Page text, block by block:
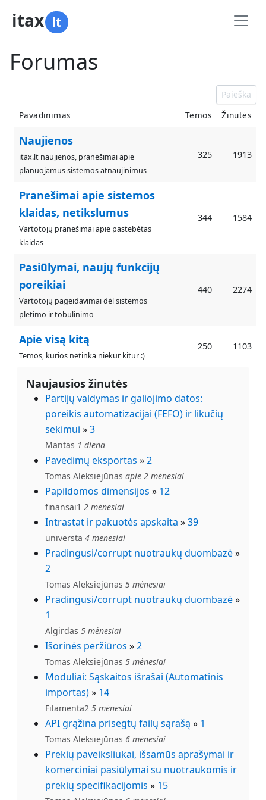
itax lt
Forumas
Paieška
Pavadinimas
Temos Žinutės
Naujienos
itax.lt naujienos, pranešimai apie
planuojamus sistemos atnaujinimus
325 1913
Pranešimai apie sistemos
klaidas, netikslumus
Vartotojų pranešimai apie pastebėtas
klaidas
344 1584
Pasiūlymai, naujų funkcijų
poreikiai
Vartotojų pageidavimai dėl sistemos
plėtimo ir tobulinimo
440 2274
Apie visą kitą
Temos, kurios netinka niekur kitur :)
250 1103
Naujausios žinutės
Partijų valdymas ir galiojimo datos:
poreikis automatizacijai (FEFO) ir likučių
sekimui »3
Mantas 1 diena
Pavedimų eksportas »2
Tomas Aleksiejūnas apie 2 mėnesiai
Papildomos dimensijos » 12
finansai1 2 mėnesiai
Intrastat ir pakuotės apskaita »39
universta 4 mėnesiai
Pradingusi/corrupt nuotraukų duombazė»
2
Tomas Aleksiejūnas 5 mėnesiai
Pradingusi/corrupt nuotraukų duombazė»
1
Algirdas 5 mėnesiai
Išorinės peržiūros »2
Tomas Aleksiejūnas 5 mėnesiai
Moduliai: Sąskaitos išrašai (Automatinis
importas)» 14
Filamenta2 5 mėnesiai
API grąžina prisegtų failų sąrašą » 1
Tomas Aleksiejūnas 6 mėnesiai
Prekių paveiksliukai, išsamūs aprašymai ir
komerciniai pasiūlymai su nuotraukomis ir
prekių specifikacijomis » 15